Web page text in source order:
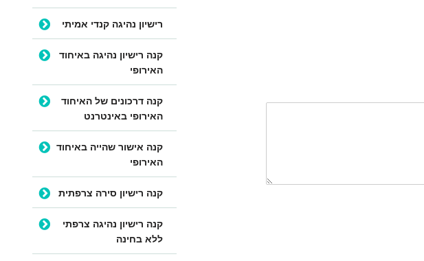
רישיון נהיגה קנדי אמיתי
קנה רישיון נהיגה באיחוד
האירופי
קנה דרכונים של האיחוד
האירופי באינטרנט
קנה אישור שהייה באיחוד
האירופי
קנה רישיון סירה צרפתית
קנה רישיון נהיגה צרפתי
ללא בחינה